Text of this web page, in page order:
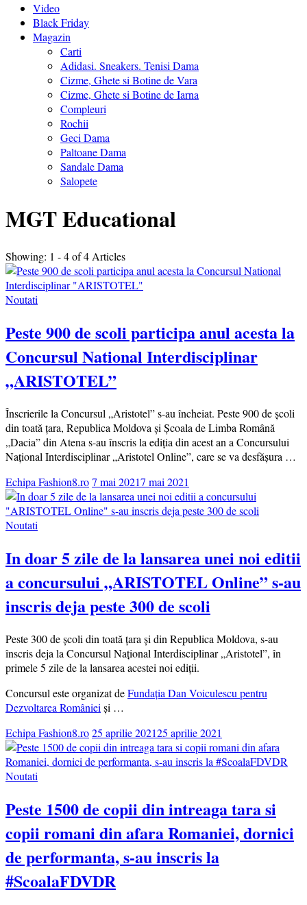
Video
Black Friday
Magazin
Carti
Adidasi. Sneakers. Tenisi Dama
Cizme, Ghete si Botine de Vara
Cizme, Ghete si Botine de Iarna
Compleuri
Rochii
Geci Dama
Paltoane Dama
Sandale Dama
Salopete
MGT Educational
Showing: 1 - 4 of 4 Articles
Noutati
Peste 900 de scoli participa anul acesta la
Concursul National Interdisciplinar
„ARISTOTEL”
Înscrierile la Concursul „Aristotel” s-au încheiat. Peste 900 de școli
din toată țara, Republica Moldova și Școala de Limba Română
„Dacia” din Atena s-au înscris la ediția din acest an a Concursului
Național Interdisciplinar „Aristotel Online”, care se va desfășura …
Echipa Fashion8.ro7 mai 20217 mai 2021
Noutati
In doar 5 zile de la lansarea unei noi editii
a concursului „ARISTOTEL Online” s-au
inscris deja peste 300 de scoli
Peste 300 de școli din toată țara și din Republica Moldova, s-au
înscris deja la Concursul Național Interdisciplinar „Aristotel”, în
primele 5 zile de la lansarea acestei noi ediții.
Concursul este organizat deFundația Dan Voiculescu pentru
Dezvoltarea României și …
Echipa Fashion8.ro25 aprilie 202125 aprilie 2021
Noutati
Peste 1500 de copii din intreaga tara si
copii romani din afara Romaniei, dornici
de performanta, s-au inscris la
#ScoalaFDVDR